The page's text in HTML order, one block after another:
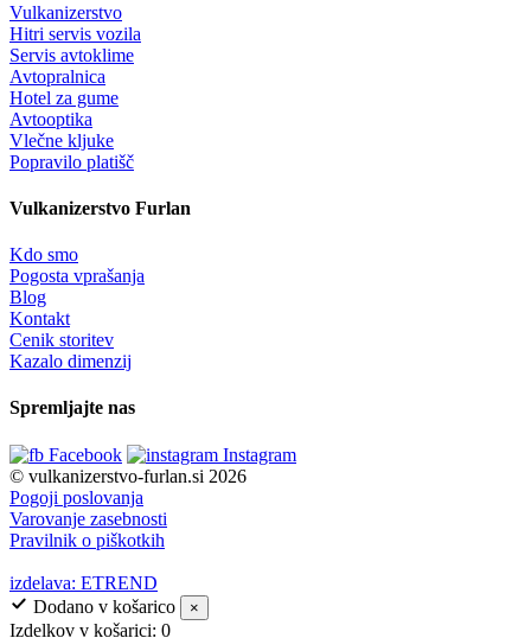
Vulkanizerstvo
Hitri servis vozila
Servis avtoklime
Avtopralnica
Hotel za gume
Avtooptika
Vlečne kljuke
Popravilo platišč
Vulkanizerstvo Furlan
Kdo smo
Pogosta vprašanja
Blog
Kontakt
Cenik storitev
Kazalo dimenzij
Spremljajte nas
Facebook
Instagram
© vulkanizerstvo-furlan.si 2026
Pogoji poslovanja
Varovanje zasebnosti
Pravilnik o piškotkih
izdelava: ETREND
Dodano v košarico
×
Izdelkov v košarici: 0